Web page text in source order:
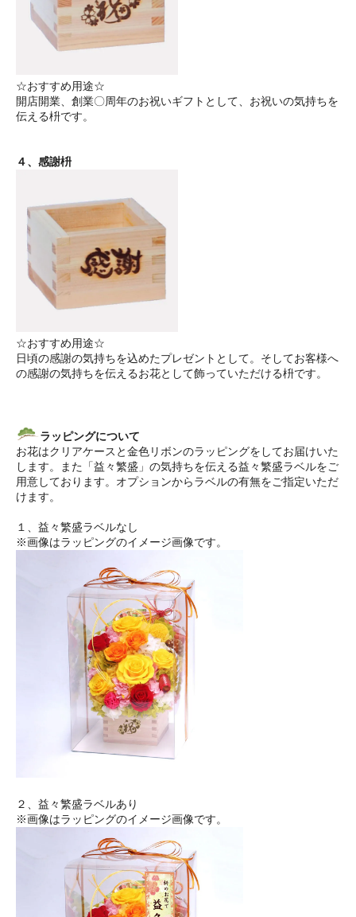
☆おすすめ用途☆
開店開業、創業〇周年のお祝いギフトとして、お祝いの気持ちを
伝える枡です。
４、感謝枡
☆おすすめ用途☆
日頃の感謝の気持ちを込めたプレゼントとして。そしてお客様へ
の感謝の気持ちを伝えるお花として飾っていただける枡です。
ラッピングについて
お花はクリアケースと金色リボンのラッピングをしてお届けいた
します。また「益々繁盛」の気持ちを伝える益々繁盛ラベルをご
用意しております。オプションからラベルの有無をご指定いただ
けます。
１、益々繁盛ラベルなし
※画像はラッピングのイメージ画像です。
２、益々繁盛ラベルあり
※画像はラッピングのイメージ画像です。